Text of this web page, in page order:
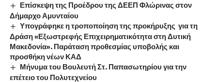
Επίσκεψη της Προέδρου της ΔΕΕΠ Φλώρινας στον
Δήμαρχο Αμυνταίου
Υπογράφηκε η τροποποίηση της προκήρυξης για τη
Δράση «Εξωστρεφής Επιχειρηματικότητα στη Δυτική
Μακεδονία». Παράταση προθεσμίας υποβολής και
προσθήκη νέων ΚΑΔ
Μήνυμα του Βουλευτή Στ. Παπασωτηρίου για την
επέτειο του Πολυτεχνείου